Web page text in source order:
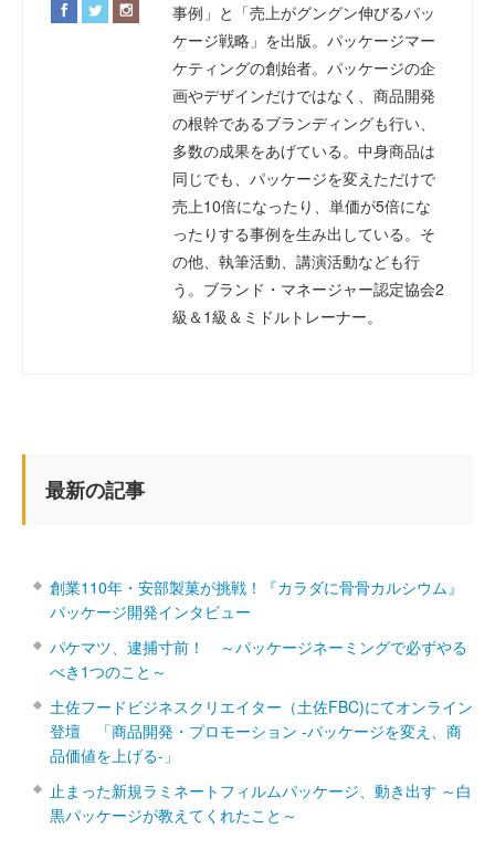
事例」と「売上がグングン伸びるパッ
ケージ戦略」を出版。パッケージマー
ケティングの創始者。パッケージの企
画やデザインだけではなく、商品開発
の根幹であるブランディングも行い、
多数の成果をあげている。中身商品は
同じでも、パッケージを変えただけで
売上10倍になったり、単価が5倍にな
ったりする事例を生み出している。そ
の他、執筆活動、講演活動なども行
う。ブランド・マネージャー認定協会2
級＆1級＆ミドルトレーナー。
最新の記事
創業110年・安部製菓が挑戦！『カラダに骨骨カルシウム』
パッケージ開発インタビュー
パケマツ、逮捕寸前！ ～パッケージネーミングで必ずやる
べき1つのこと～
土佐フードビジネスクリエイター（土佐FBC)にてオンライン
登壇 「商品開発・プロモーション ‐パッケージを変え、商
品価値を上げる‐」
止まった新規ラミネートフィルムパッケージ、動き出す ～白
黒パッケージが教えてくれたこと～